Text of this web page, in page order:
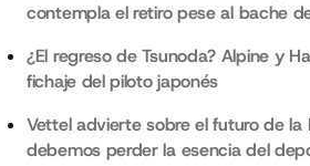
contempla el retiro pese al bache
¿El regreso de Tsunoda? Alpine y
fichaje del piloto japonés
Vettel advierte sobre el futuro de la
debemos perder la esencia del